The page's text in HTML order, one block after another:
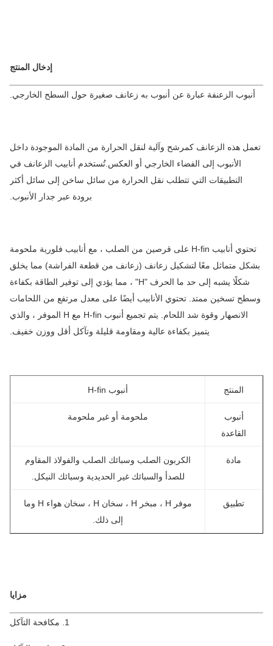
إدخال المنتج
الزعنفة عبارة عن أنبوب به زعانف صغيرة حول السطح الخارجي.
هذه الزعانف كمرشح وآلية لنقل الحرارة من المادة الموجودة داخل
الأنبوب إلى الفضاء الخارجي أو العكس.تُستخدم أنابيب الزعانف في
التطبيقات التي تتطلب نقل الحرارة من سائل ساخن إلى سائل أكثر
برودة عبر جدار الأنبوب.
تحتوي أنابيب H-fin على قرصين من الصلب ، مع أنابيب فلورية ملحومة
متماثل معًا لتشكيل زعانف (زعانف من قطعة الفراشة) مما يخلق
شكلًا يشبه إلى حد ما الحرف "H" ، مما يؤدي إلى توفير الطاقة بكفاءة
تسخين ممتد. تحتوي الأنابيب أيضًا على معدل مرتفع من اللحامات
الانصهار وقوة شد اللحام. يتم تجميع أنبوب H-fin مع H الموفر ، والذي
يتميز بكفاءة عالية ومقاومة قليلة وتآكل أقل ووزن خفيف.
أنبوب H-fin
القاعدة
ملحومة أو غير ملحومة
الكربون الصلب وسبائك الصلب والفولاذ المقاوم
للصدأ والسبائك غير الحديدية وسبائك النيكل.
تطبيق
موفر H ، مبخر H ، سخان H ، سخان هواء H وما
إلى ذلك.